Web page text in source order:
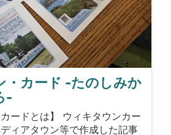
・カード -たのしみか
-
カードとは】 ウィキタウンカー
ィアタウン等で作成した記事